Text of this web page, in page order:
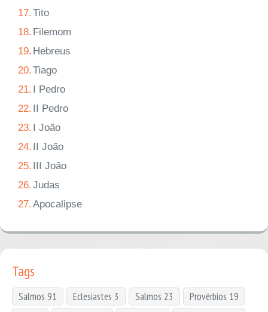
17.Tito
18. Filemom
19. Hebreus
20.Tiago
21. I Pedro
22. II Pedro
23. I João
24. II João
25. III João
26.Judas
27.Apocalipse
Tags
Salmos 91 Eclesiastes 3 Salmos 23
Provérbios 19